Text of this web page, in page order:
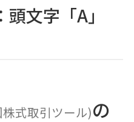
文字「A」
式取引ツール)の